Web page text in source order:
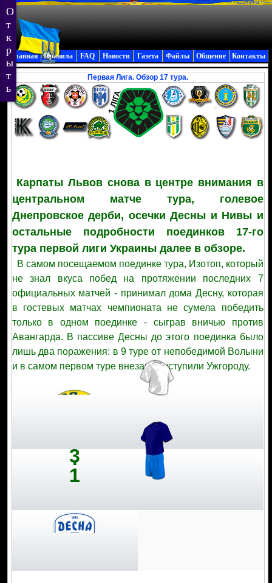
Главная Правила FAQ Новости Газета Файлы Общение Контакты
Первая Лига. Обзор 17 тура.
Карпаты Львов снова в центре внимания в
центральном матче тура, голевое
Днепровское дерби, осечки Десны и Нивы и
остальные подробности поединков 17-го
тура первой лиги Украины далее в обзоре.
В самом посещаемом поединке тура, Изотоп, который
не знал вкуса побед на протяжении последних 7
официальных матчей - принимал дома Десну, которая
в гостевых матчах чемпионата не сумела победить
только в одном поединке - сыграв вничью против
Авангарда. В пассиве Десны до этого поединка было
лишь два поражения: в 9 туре от непобедимой Волыни
и в самом первом туре внезапно уступили Ужгороду.
3
:
1